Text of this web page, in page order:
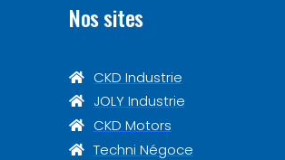
Nos sites
CKD Industrie
JOLY Industrie
CKD Motors
Techni Négoce